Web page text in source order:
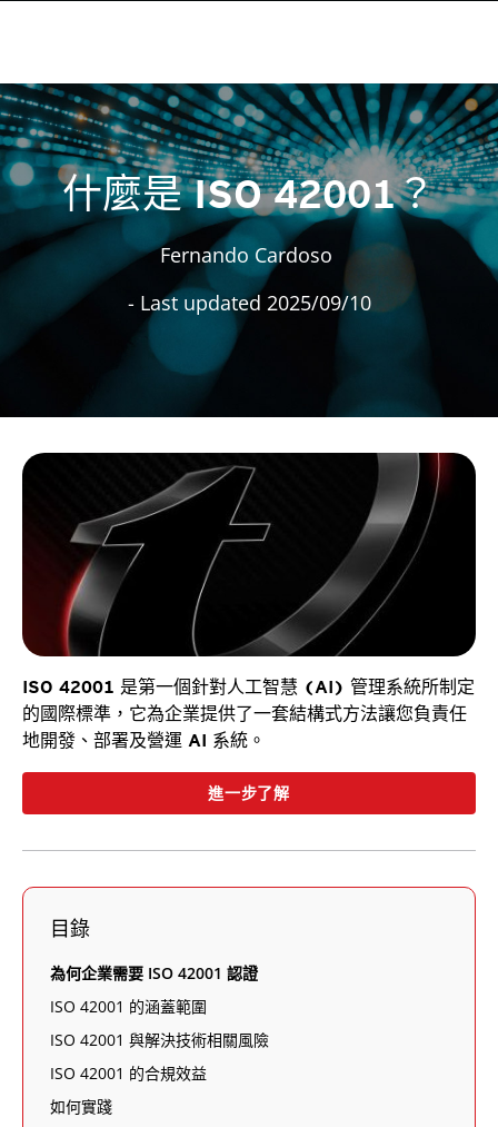
什麼是 ISO 42001？
Fernando Cardoso
- Last updated 2025/09/10
ISO 42001 是第一個針對人工智慧 (AI) 管理系統所制定
的國際標準，它為企業提供了一套結構式方法讓您負責任
地開發、部署及營運 AI 系統。
進一步了解
目錄
為何企業需要 ISO 42001 認證
ISO 42001 的涵蓋範圍
ISO 42001 與解決技術相關風險
ISO 42001 的合規效益
如何實踐